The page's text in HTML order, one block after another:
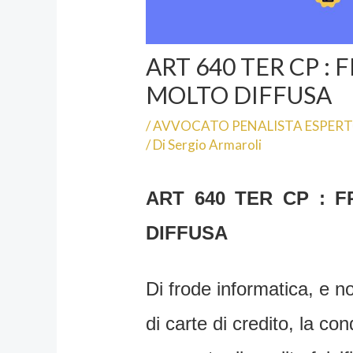
ART 640 TER CP :
MOLTO DIFFUSA
/AVVOCATO PENALISTA
/ DiSergio Armaroli
ART 640 TER CP :
DIFFUSA
Di frode informatica, e
di carte di credito, la